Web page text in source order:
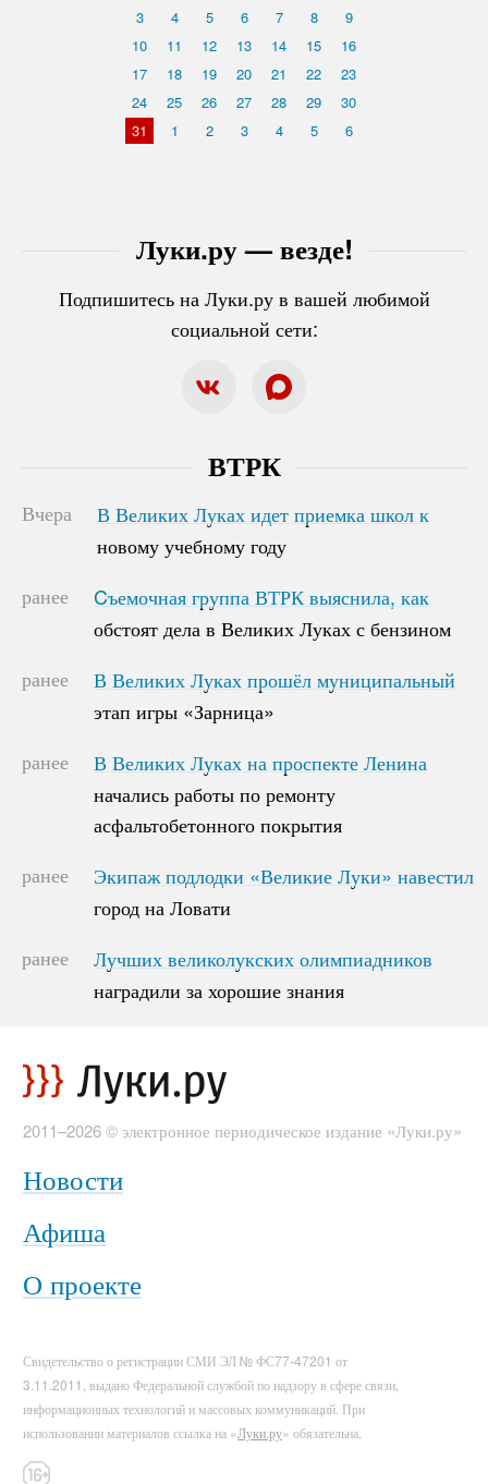
Луки.ру — везде!
Подпишитесь на Луки.ру в вашей любимой
социальной сети:
3
4 5 6 7 8
9
10
11 12 13 14 15
16
17
18 19 20 21 22
23
24
25 26 27 28 29
30
31
1 2 3 4 5 6
ВТРК
Вчера
В Великих Луках идет приемка школ к
новому учебному году
В Великих Луках идет приемка школ к
новому учебному году
ранее
Cъемочная группа ВТРК выяснила, как
обстоят дела в Великих Луках с бензином
Cъемочная группа ВТРК выяснила, как
обстоят дела в Великих Луках с бензином
ранее
В Великих Луках прошёл муниципальный
этап игры «Зарница»
В Великих Луках прошёл муниципальный
этап игры «Зарница»
ранее
В Великих Луках на проспекте Ленина
начались работы по ремонту
асфальтобетонного покрытия
В Великих Луках на проспекте Ленина
начались работы по ремонту
асфальтобетонного покрытия
ранее
Экипаж подлодки «Великие Луки» навестил
город на Ловати
Экипаж подлодки «Великие Луки» навестил
город на Ловати
ранее
Лучших великолукских олимпиадников
наградили за хорошие знания
Лучших великолукских олимпиадников
наградили за хорошие знания
2011–2026 © электронное периодическое издание «Луки.ру»
Новости
Афиша
О проекте
Свидетельство о регистрации СМИ ЭЛ № ФС77-47201 от
3.11.2011, выдано Федеральной службой по надзору в сфере связи,
информационных технологий и массовых коммуникаций. При
использовании материалов ссылка на «Луки.ру» обязательна.